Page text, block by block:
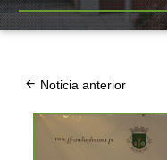
Noticia anterior